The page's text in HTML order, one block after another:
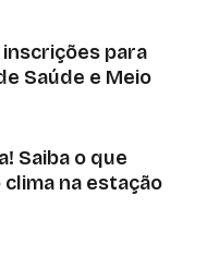
para
Saúde e Meio
Saiba o que
na estação